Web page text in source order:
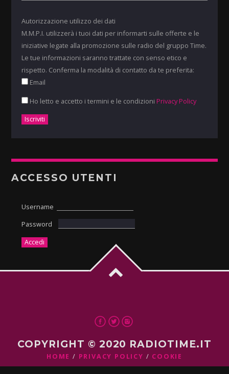
Autorizzazione utilizzo dei dati
M.M.P.I. utilizzerà i tuoi dati per informarti sulle offerte e le
iniziative legate alla promozione sulle radio del gruppo Time.
Le tue informazioni saranno trattate con senso etico e
rispetto. Conferma la modalità di contatto da te preferita:
Email
Ho letto e accetto i termini e le condizioni Privacy Policy
ACCESSO UTENTI
Username
Password
COPYRIGHT © 2020 RADIOTIME.IT
HOME PRIVACY POLICY COOKIE